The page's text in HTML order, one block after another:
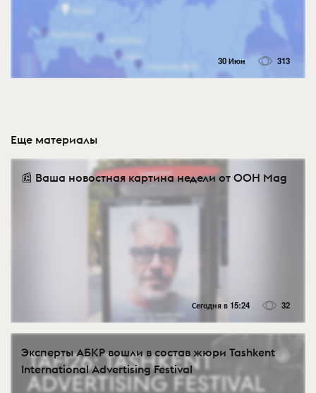
30 Июн 313
Еще материалы
📰 Ваша новостная картина недели от OOH Mag
Сегодня в 15:24 32
Эксперты АБКР вошли в состав жюри Tashkent
International Advertising Festival